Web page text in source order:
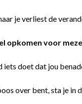
je verliest de
opkomen voor
doet dat jou
over bent, sta je in